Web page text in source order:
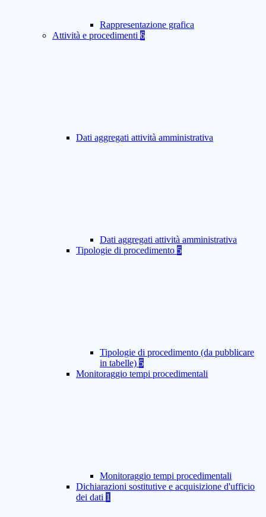
Rappresentazione grafica
Attività e procedimenti 6
Dati aggregati attività amministrativa
Dati aggregati attività amministrativa
Tipologie di procedimento 5
Tipologie di procedimento (da pubblicare
in tabelle) 5
Monitoraggio tempi procedimentali
Monitoraggio tempi procedimentali
Dichiarazioni sostitutive e acquisizione d'ufficio
dei dati 1